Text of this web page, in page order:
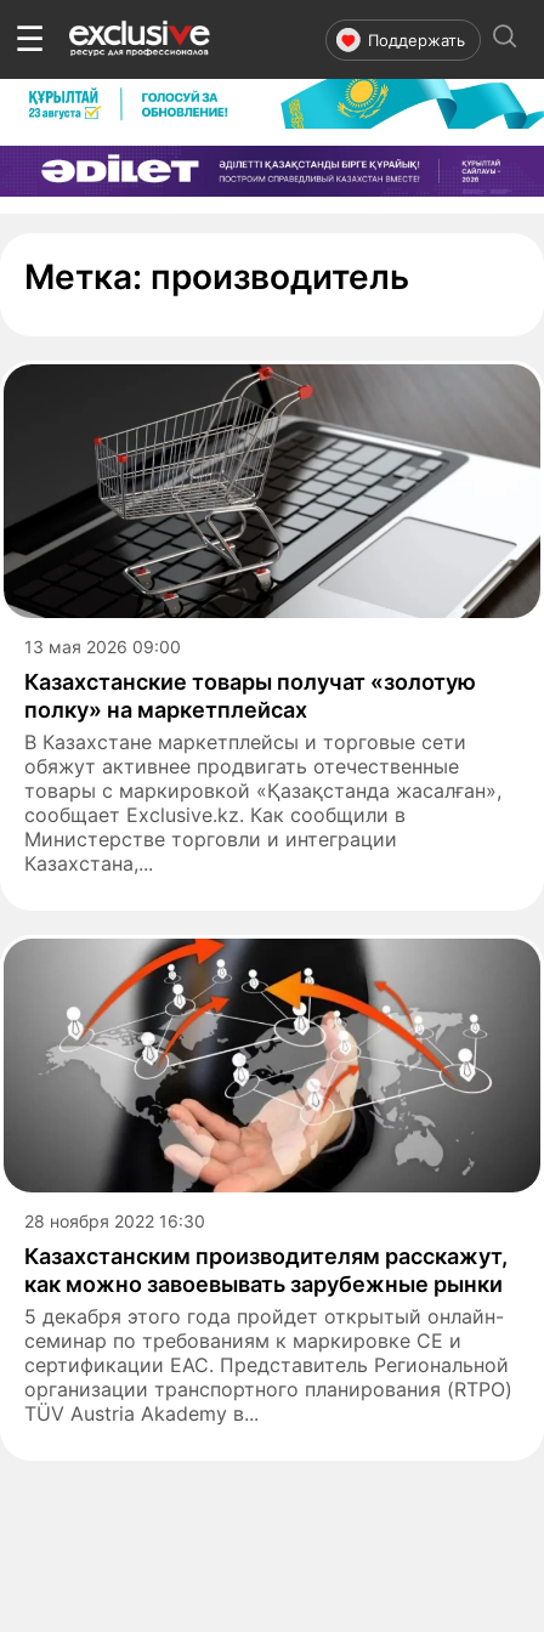
☰ Поддержать
Метка: производитель
13 мая 2026 09:00
Казахстанские товары получат «золотую
полку» на маркетплейсах
В Казахстане маркетплейсы и торговые сети
обяжут активнее продвигать отечественные
товары с маркировкой «Қазақстанда жасалған»,
сообщает Еxclusive.kz. Как сообщили в
Министерстве торговли и интеграции
Казахстана,...
28 ноября 2022 16:30
Казахстанским производителям расскажут,
как можно завоевывать зарубежные рынки
5 декабря этого года пройдет открытый онлайн-
семинар по требованиям к маркировке СЕ и
сертификации ЕАС. Представитель Региональной
организации транспортного планирования (RTPO)
TÜV Austria Akademy в...